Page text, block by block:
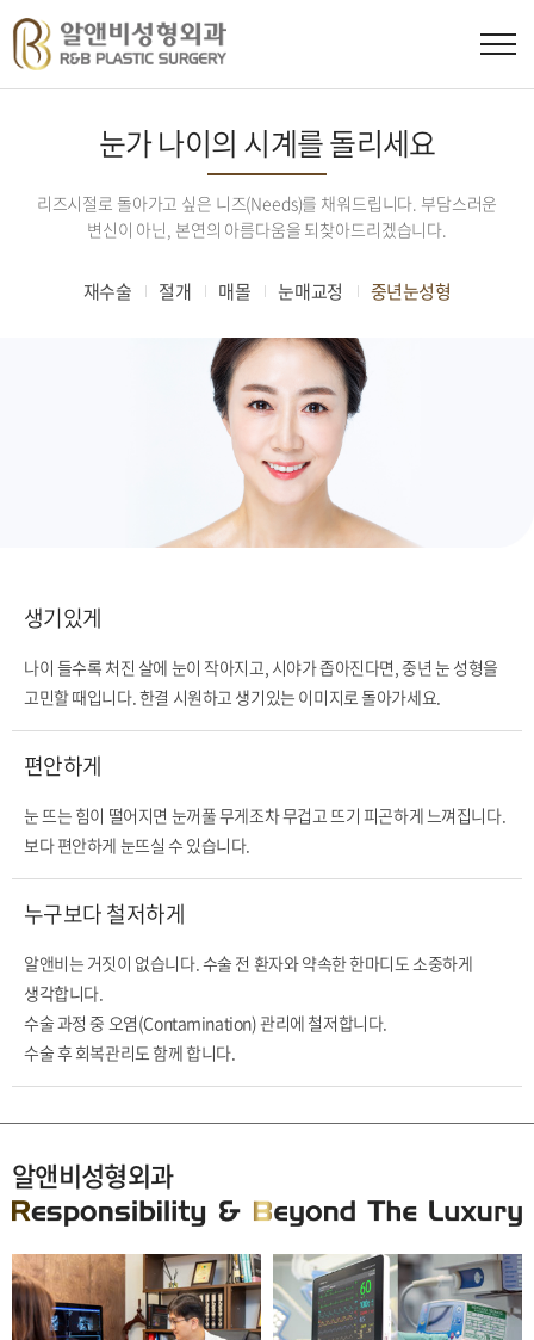
눈가 나이의 시계를 돌리세요
리즈시절로 돌아가고 싶은 니즈(Needs)를 채워드립니다. 부담스러운
변신이 아닌, 본연의 아름다움을 되찾아드리겠습니다.
재수술 절개 매몰 눈매교정 중년눈성형
생기있게
나이 들수록 처진 살에 눈이 작아지고, 시야가 좁아진다면, 중년 눈 성형을
고민할 때입니다. 한결 시원하고 생기있는 이미지로 돌아가세요.
편안하게
눈 뜨는 힘이 떨어지면 눈꺼풀 무게조차 무겁고 뜨기 피곤하게 느껴집니다.
보다 편안하게 눈뜨실 수 있습니다.
누구보다 철저하게
알앤비는 거짓이 없습니다. 수술 전 환자와 약속한 한마디도 소중하게
생각합니다.
수술 과정 중 오염(Contamination) 관리에 철저합니다.
수술 후 회복관리도 함께 합니다.
알앤비성형외과